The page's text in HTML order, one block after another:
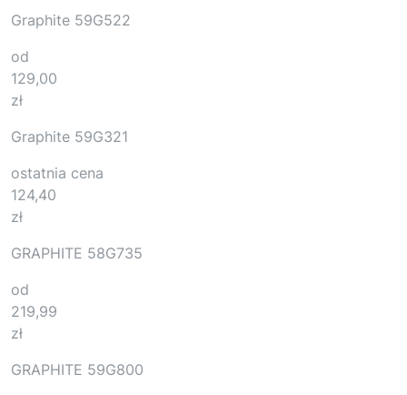
Graphite 59G522
od
129,00
zł
Graphite 59G321
ostatnia cena
124,40
zł
GRAPHITE 58G735
od
219,99
zł
GRAPHITE 59G800